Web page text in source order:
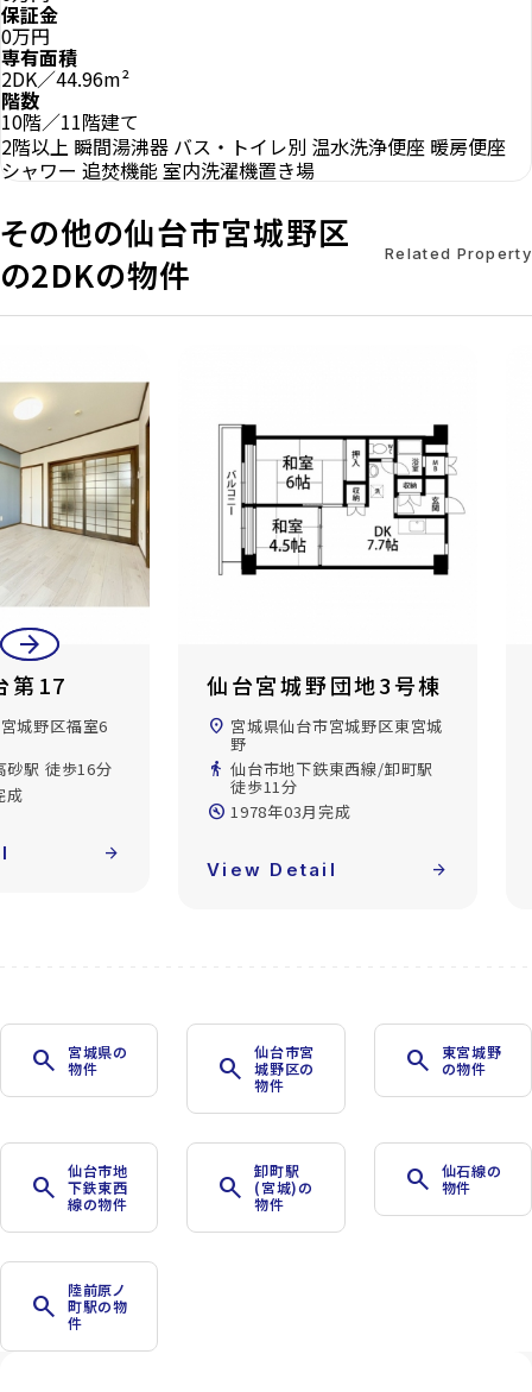
保証金
0万円
専有面積
2DK／44.96m²
階数
10階／11階建て
2階以上 瞬間湯沸器 バス・トイレ別 温水洗浄便座 暖房便座
シャワー 追焚機能室内洗濯機置き場
その他の仙台市宮城野区
の2DKの物件
Related Property
arrow_back
arrow_forward
地3号棟
城野区東宮城
西線/卸町駅
仙台宮城野団地1号棟
location_on 宮城県仙台市宮城野区東宮城
野
directions_walk 仙台市地下鉄東西線/卸町駅
徒歩14分
build_circle 1977年08月完成
View Detail arrow_forward
search
宮城県の
物件
search
仙台市宮
城野区の
物件
search
東宮城野
の物件
search
仙台市地
下鉄東西
線の物件
search
卸町駅
(宮城)の
物件
search
仙石線の
物件
search
陸前原ノ
町駅の物
件